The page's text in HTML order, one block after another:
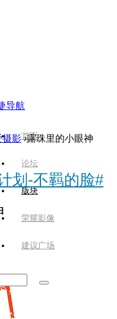
导航
首页
论坛
版块
荣耀影像
建议广场
摄影 ›露珠里的小眼神
划-不羁的脸#